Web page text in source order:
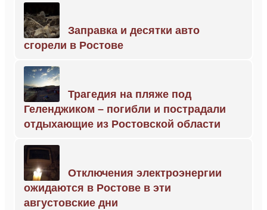
Заправка и десятки авто
сгорели в Ростове
Трагедия на пляже под
Геленджиком – погибли и пострадали
отдыхающие из Ростовской области
Отключения электроэнергии
ожидаются в Ростове в эти
августовские дни